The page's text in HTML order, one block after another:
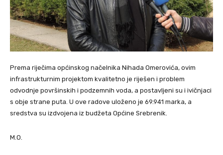
Prema riječima općinskog načelnika Nihada Omerovića, ovim
infrastrukturnim projektom kvalitetno je riješen i problem
odvodnje površinskih i podzemnih voda, a postavljeni su i ivičnjaci
s obje strane puta. U ove radove uloženo je 69.941 marka, a
sredstva su izdvojena iz budžeta Općine Srebrenik.
M.O.